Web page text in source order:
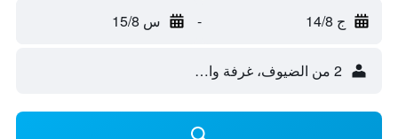
ج 14/8 - س 15/8
2 من الضيوف، غرفة واحدة